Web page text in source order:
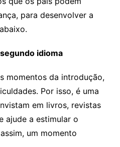
para desenvolver a
idioma
momentos da introdução,
Por isso, é uma
em livros, revistas
ajude a estimular o
um momento